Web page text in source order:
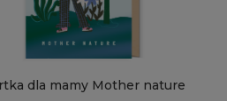
dla mamy Mother nature